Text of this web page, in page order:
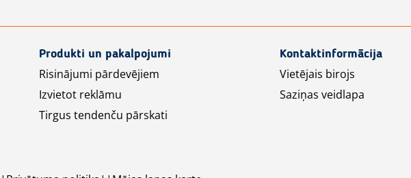
Produkti un pakalpojumi
Risinājumi pārdevējiem
Izvietot reklāmu
Tirgus tendenču pārskati
Kontaktinformācija
Vietējais birojs
Saziņas veidlapa